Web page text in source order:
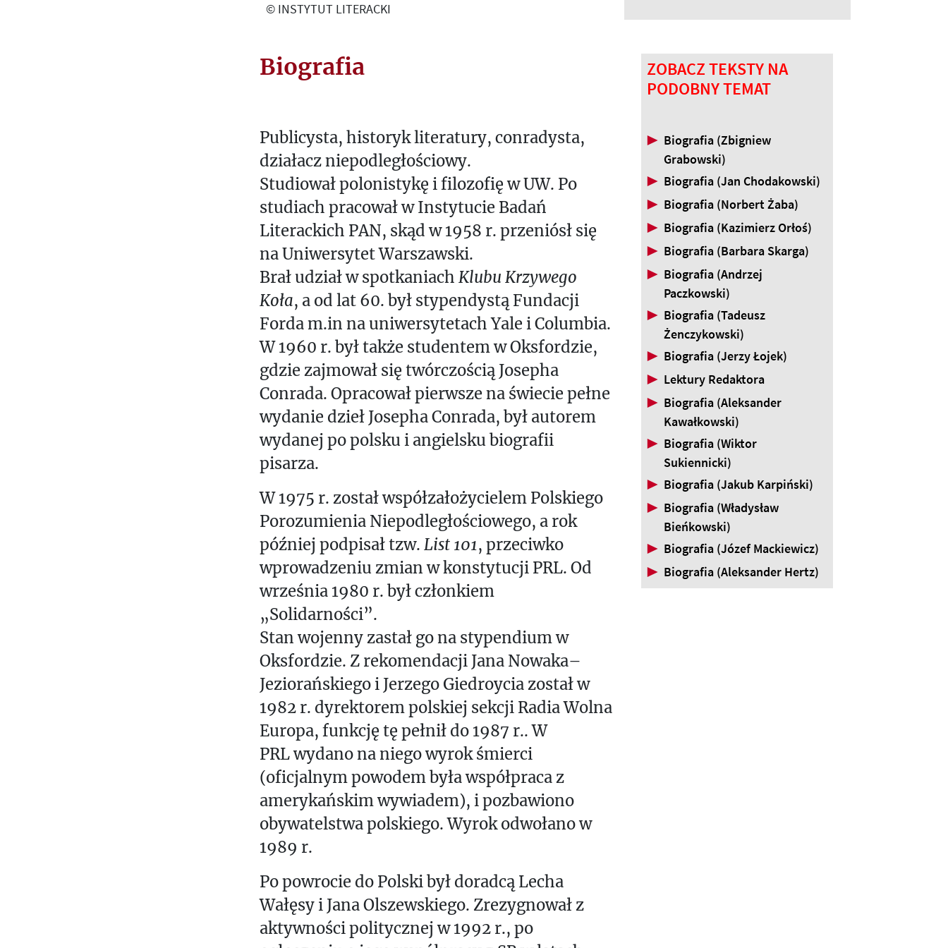
© INSTYTUT LITERACKI
Biografia
Publicysta, historyk literatury, conradysta,
działacz niepodległościowy.
Studiował polonistykę i filozofię w UW. Po
studiach pracował w Instytucie Badań
Literackich PAN, skąd w 1958 r. przeniósł się
na Uniwersytet Warszawski.
Brał udział w spotkaniach Klubu Krzywego
Koła, a od lat 60. był stypendystą Fundacji
Forda m.in na uniwersytetach Yale i Columbia.
W 1960 r. był także studentem w Oksfordzie,
gdzie zajmował się twórczością Josepha
Conrada. Opracował pierwsze na świecie pełne
wydanie dzieł Josepha Conrada, był autorem
wydanej po polsku i angielsku biografii
pisarza.
W 1975 r. został współzałożycielem Polskiego
Porozumienia Niepodległościowego, a rok
później podpisał tzw. List 101, przeciwko
wprowadzeniu zmian w konstytucji PRL. Od
września 1980 r. był członkiem
„Solidarności”.
Stan wojenny zastał go na stypendium w
Oksfordzie. Z rekomendacji Jana Nowaka–
Jeziorańskiego i Jerzego Giedroycia został w
1982 r. dyrektorem polskiej sekcji Radia Wolna
Europa, funkcję tę pełnił do 1987 r.. W
PRL wydano na niego wyrok śmierci
(oficjalnym powodem była współpraca z
amerykańskim wywiadem), i pozbawiono
obywatelstwa polskiego. Wyrok odwołano w
1989 r.
Po powrocie do Polski był doradcą Lecha
Wałęsy i Jana Olszewskiego. Zrezygnował z
aktywności politycznej w 1992 r., po
ZOBACZ TEKSTY NA
PODOBNY TEMAT
▶ Biografia (Zbigniew
Grabowski)
▶ Biografia (Jan Chodakowski)
▶ Biografia (Norbert Żaba)
▶ Biografia (Kazimierz Orłoś)
▶ Biografia (Barbara Skarga)
▶ Biografia (Andrzej
Paczkowski)
▶ Biografia (Tadeusz
Żenczykowski)
▶ Biografia (Jerzy Łojek)
▶ Lektury Redaktora
▶ Biografia (Aleksander
Kawałkowski)
▶ Biografia (Wiktor
Sukiennicki)
▶ Biografia (Jakub Karpiński)
▶ Biografia (Władysław
Bieńkowski)
▶ Biografia (Józef Mackiewicz)
▶ Biografia (Aleksander Hertz)